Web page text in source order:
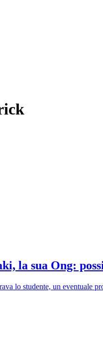
la sua Ong:
lo studente, un eventuale